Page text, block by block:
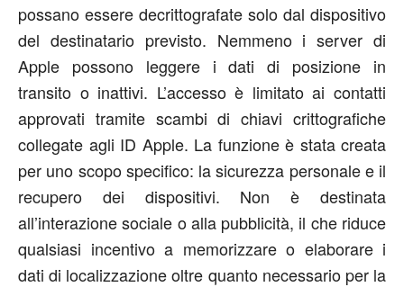
possano essere decrittografate solo dal dispositivo
del destinatario previsto. Nemmeno i server di
Apple possono leggere i dati di posizione in
transito o inattivi. L’accesso è limitato ai contatti
approvati tramite scambi di chiavi crittografiche
collegate agli ID Apple. La funzione è stata creata
per uno scopo specifico: la sicurezza personale e il
recupero dei dispositivi. Non è destinata
all’interazione sociale o alla pubblicità, il che riduce
qualsiasi incentivo a memorizzare o elaborare i
dati di localizzazione oltre quanto necessario per la